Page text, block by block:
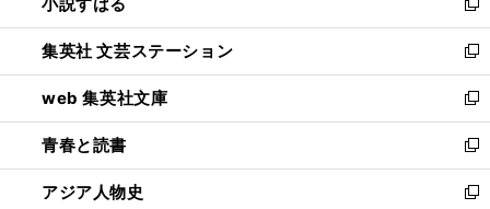
で
開
く
い
ウ
ィ
ン
ド
ウ
で
開
く
新
し
い
ウ
ィ
ン
ド
ウ
で
集英社 文芸ステーション
新
し
い
ウ
ィ
ン
ド
web 集英社文庫
新
し
い
ウ
ィ
青春と読書
新
し
い
アジア人物史
新